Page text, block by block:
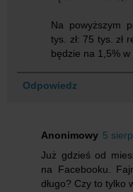
Na powyższym
tys. zł: 75 tys. zł
będzie na 1,5% w
Odpowiedz
Anonimowy 5
Już gdzieś od
na Facebooku.
długo? Czy to tylko